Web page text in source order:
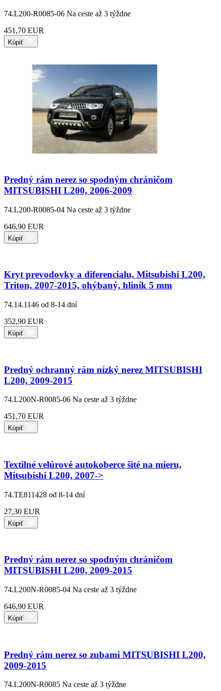
74.L200-R0085-06 Na ceste až 3 týždne
451,70 EUR
Kúpiť
Predný rám nerez so spodným chráničom
MITSUBISHI L200, 2006-2009
74.L200-R0085-04 Na ceste až 3 týždne
646,90 EUR
Kúpiť
Kryt prevodovky a diferencialu, Mitsubishi L200,
Triton, 2007-2015, ohýbaný, hliník 5 mm
74.14.1146 od 8-14 dní
352,90 EUR
Kúpiť
Predný ochranný rám nízký nerez MITSUBISHI
L200, 2009-2015
74.L200N-R0085-06 Na ceste až 3 týždne
451,70 EUR
Kúpiť
Textilné velúrové autokoberce šité na mieru,
Mitsubishi L200, 2007->
74.TE811428 od 8-14 dní
27,30 EUR
Kúpiť
Predný rám nerez so spodným chráničom
MITSUBISHI L200, 2009-2015
74.L200N-R0085-04 Na ceste až 3 týždne
646,90 EUR
Kúpiť
Predný rám nerez so zubami MITSUBISHI L200,
2009-2015
74.L200N-R0085 Na ceste až 3 týždne